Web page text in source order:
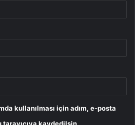
kullanılması için adım, e-posta
kaydedilsin.